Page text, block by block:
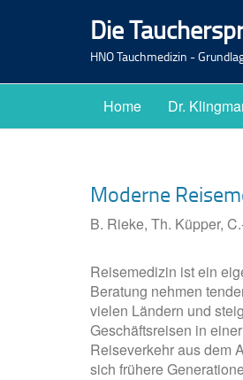
Die
HNO Tauchmedizin -
Home Dr.
Moderne
B. Rieke, Th. Küpper,
Reisemedizin ist ein
Beratung nehmen
vielen Ländern und
Geschäftsreisen in
Reiseverkehr aus dem
sich frühere